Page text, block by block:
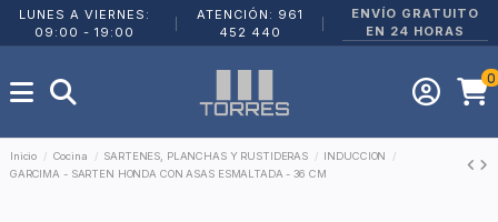
LUNES A VIERNES:
09:00 - 19:00
ATENCIÓN: 961
452 440
ENVÍO GRATUITO
EN 24 HORAS
0
Inicio Cocina SARTENES, PLANCHAS Y RUSTIDERAS
INDUCCION
GARCIMA - SARTEN HONDA CON ASAS ESMALTADA - 36 CM